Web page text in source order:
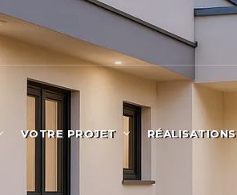
VOTRE PROJET RÉALISATIONS